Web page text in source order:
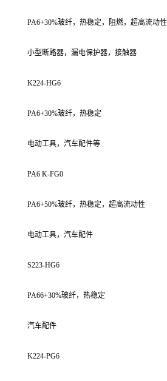
PA6+30%玻纤，热稳定，阻燃，超高流动性
小型断路器，漏电保护器，接触器
K224-HG6
PA6+30%玻纤，热稳定
电动工具，汽车配件等
PA6 K-FG0
PA6+50%玻纤，热稳定，超高流动性
电动工具，汽车配件
S223-HG6
PA66+30%玻纤，热稳定
汽车配件
K224-PG6